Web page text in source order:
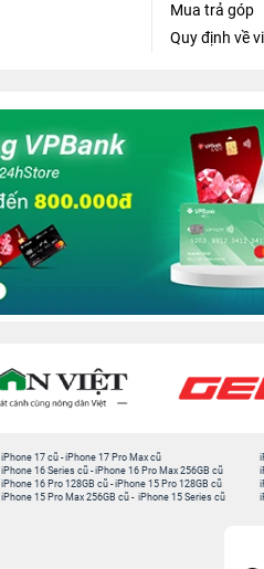
Mua trả góp
Quy định về
iPhone 17 cũ -iPhone 17 Pro Max cũ
iPhone 16 Series cũ - iPhone 16 Pro Max 256GB cũ
iPhone 16 Pro 128GB cũ -iPhone 15 Pro 128GB cũ
iPhone 15 Pro Max 256GB cũ - iPhone 15 Series cũ